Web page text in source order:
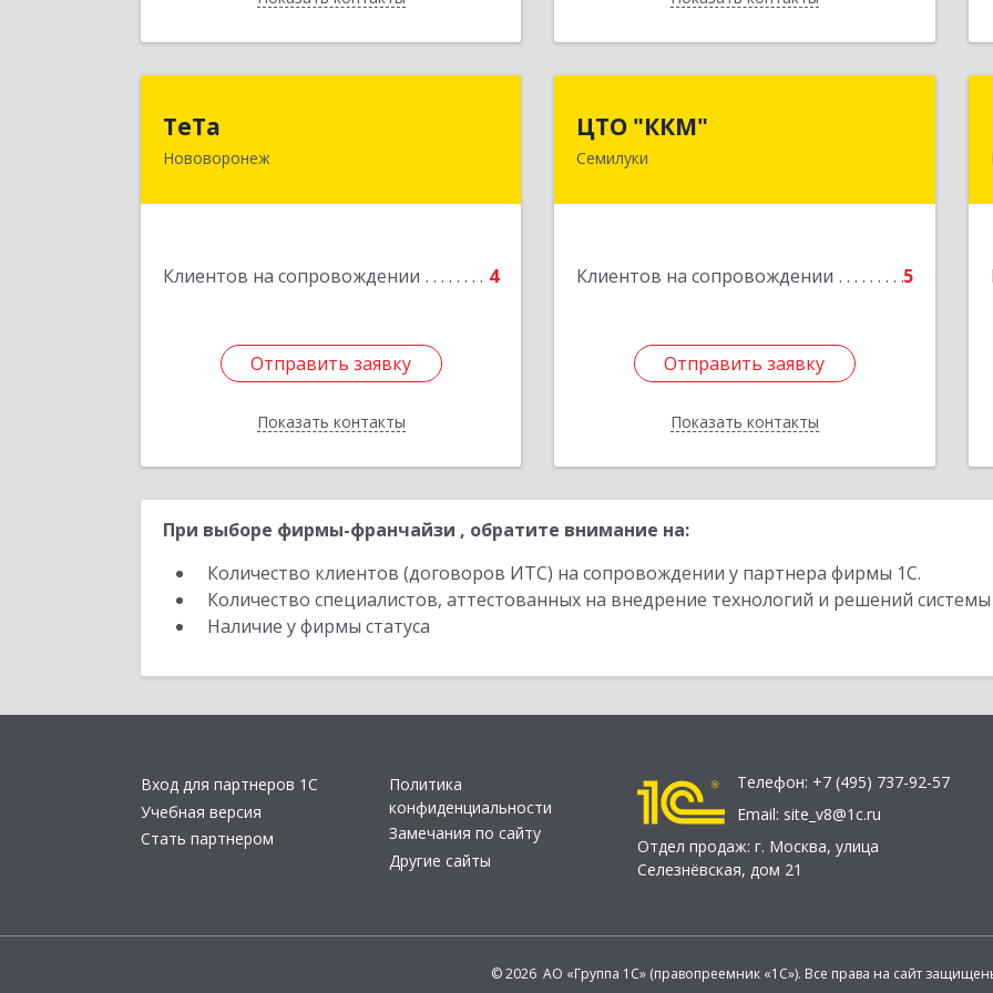
ТеТа
Нововоронеж
Клиентов на сопровождении 4
Отправить заявку
Показать контакты
396 073, Нововоронеж г, а/я, дом № 30
Отправить заявку
Назад
ЦТО "ККМ"
Семилуки
Клиентов на сопровождении 5
Отправить заявку
Показать контакты
Отправить заявку
Назад
При выборе фирмы-франчайзи , обратите внимание на:
Количество клиентов (договоров ИТС) на сопровождении у партнера фирмы 1С.
Количество специалистов, аттестованных на внедрение технологий и решений
Наличие у фирмы статуса
Вход для партнеров 1С
Учебная версия
Стать партнером
Политика
конфиденциальности
Замечания по сайту
Другие сайты
Телефон: +7 (495) 737-92-57
Email: site_v8@1c.ru
Отдел продаж: г. Москва, улица
Селезнёвская, дом 21
© 2026 АО «Группа 1С» (правопреемник «1С»). Все права на сайт